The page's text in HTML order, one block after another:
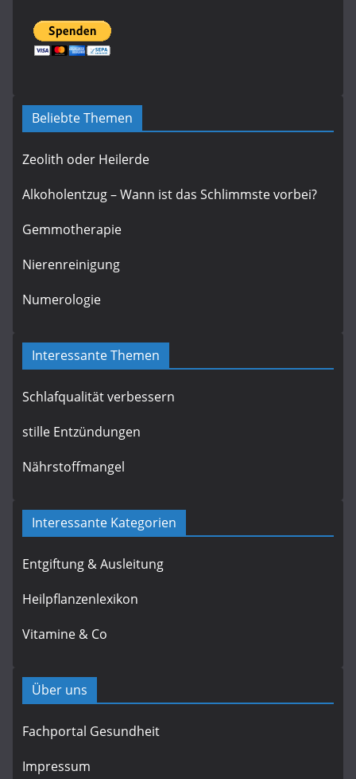
Beliebte Themen
Zeolith oder Heilerde
Alkoholentzug – Wann ist das Schlimmste vorbei?
Gemmotherapie
Nierenreinigung
Numerologie
Interessante Themen
Schlafqualität verbessern
stille Entzündungen
Nährstoffmangel
Interessante Kategorien
Entgiftung & Ausleitung
Heilpflanzenlexikon
Vitamine & Co
Über uns
Fachportal Gesundheit
Impressum